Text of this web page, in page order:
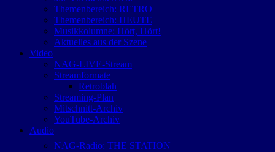
Themenbereich: RETRO
Themenbereich: HEUTE
Musikkolumne: Hört, Hört!
Aktuelles aus der Szene
Video
NAG-LIVE-Stream
Streamformate
Retroblah
Streaming-Plan
Mitschnitt-Archiv
YouTube-Archiv
Audio
NAG-Radio: THE STATION